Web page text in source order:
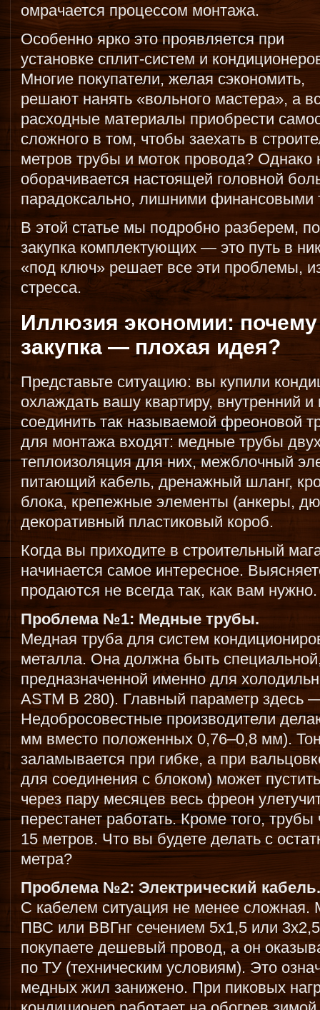
омрачается процессом монтажа.
Особенно ярко это проявляется при
установке сплит-систем и
Многие покупатели, желая сэкономить,
решают нанять «вольного мастера», а
расходные материалы приобрести
сложного в том, чтобы заехать в
метров трубы и моток провода? Однако
оборачивается настоящей головной
парадоксально, лишними финансовыми
В этой статье мы подробно разберем,
закупка комплектующих — это путь в
«под ключ» решает все эти проблемы,
стресса.
Иллюзия экономии:
закупка — плохая идея?
Представьте ситуацию: вы купили
охлаждать вашу квартиру, внутренний
соединить так называемой фреоновой
для монтажа входят: медные трубы
теплоизоляция для них, межблочный
питающий кабель, дренажный шланг,
блока, крепежные элементы (анкеры,
декоративный пластиковый короб.
Когда вы приходите в строительный
начинается самое интересное.
продаются не всегда так, как вам нужно.
Проблема №1: Медные трубы.
Медная труба для систем
металла. Она должна быть
предназначенной именно для
ASTM B 280). Главный параметр здесь
Недобросовестные производители
мм вместо положенных 0,76–0,8 мм).
заламывается при гибке, а при
для соединения с блоком) может
через пару месяцев весь фреон
перестанет работать. Кроме того,
15 метров. Что вы будете делать с
метра?
Проблема №2: Электрический кабель.
С кабелем ситуация не менее сложная.
ПВС или ВВГнг сечением 5х1,5 или
покупаете дешевый провод, а он
по ТУ (техническим условиям). Это
медных жил занижено. При пиковых